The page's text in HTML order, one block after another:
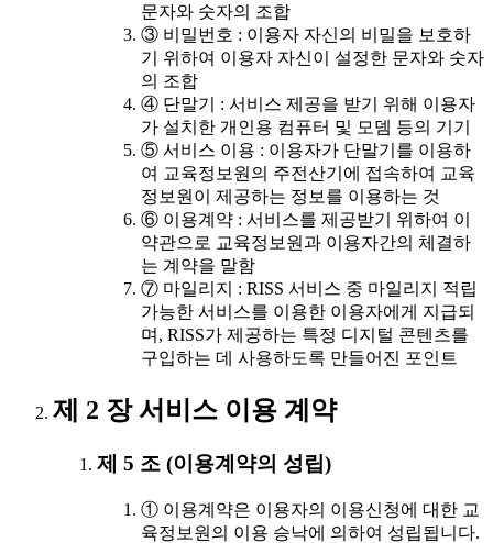
문자와 숫자의 조합
③ 비밀번호 : 이용자 자신의 비밀을 보호하
기 위하여 이용자 자신이 설정한 문자와 숫자
의 조합
④ 단말기 : 서비스 제공을 받기 위해 이용자
가 설치한 개인용 컴퓨터 및 모뎀 등의 기기
⑤ 서비스 이용 : 이용자가 단말기를 이용하
여 교육정보원의 주전산기에 접속하여 교육
정보원이 제공하는 정보를 이용하는 것
⑥ 이용계약 : 서비스를 제공받기 위하여 이
약관으로 교육정보원과 이용자간의 체결하
는 계약을 말함
⑦ 마일리지 : RISS 서비스 중 마일리지 적립
가능한 서비스를 이용한 이용자에게 지급되
며, RISS가 제공하는 특정 디지털 콘텐츠를
구입하는 데 사용하도록 만들어진 포인트
제 2 장 서비스 이용 계약
제 5 조 (이용계약의 성립)
① 이용계약은 이용자의 이용신청에 대한 교
육정보원의 이용 승낙에 의하여 성립됩니다.